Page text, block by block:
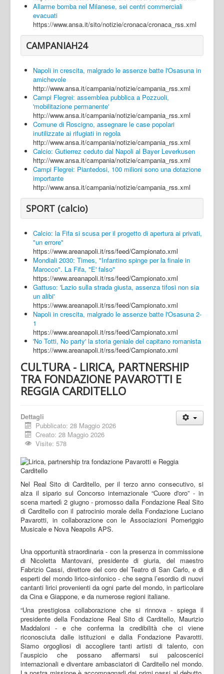
Allarme bomba nel Milanese, sei centri commerciali
evacuati
https://www.ansa.it/sito/notizie/cronaca/cronaca_rss.xml
CAMPANIAH24
Napoli in crescita, malgrado le assenze batte l'Osasuna in
amichevole
http://www.ansa.it/campania/notizie/campania_rss.xml
Campi Flegrei: assemblea pubblica a Pozzuoli,
'mobilitazione permanente'
http://www.ansa.it/campania/notizie/campania_rss.xml
Comune di Roscigno, assegnare le case popolari
inutilizzate ai rifugiati in regola
http://www.ansa.it/campania/notizie/campania_rss.xml
Calcio: Gutierrez ceduto dal Napoli al Bayer Leverkusen
http://www.ansa.it/campania/notizie/campania_rss.xml
Campi Flegrei: Piantedosi, 100 milioni sono una dotazione
importante
http://www.ansa.it/campania/notizie/campania_rss.xml
SPORT (calcio)
Calcio: la Fifa si scusa per il progetto di apertura ai privati,
"un errore"
https://www.areanapoli.it/rss/feed/Campionato.xml
Mondiali 2030: Times, "Infantino spinge per la finale in
Marocco". La Fifa, "E' falso"
https://www.areanapoli.it/rss/feed/Campionato.xml
Gattuso: 'Lazio sulla strada giusta, assenza tifosi non sia
un alibi'
https://www.areanapoli.it/rss/feed/Campionato.xml
Napoli in crescita, malgrado le assenze batte l'Osasuna 2-
1
https://www.areanapoli.it/rss/feed/Campionato.xml
'No Totti, No party' la storia geniale del capitano romanista
https://www.areanapoli.it/rss/feed/Campionato.xml
CULTURA - LIRICA, PARTNERSHIP
TRA FONDAZIONE PAVAROTTI E
REGGIA CARDITELLO
Dettagli
Pubblicato: 28 Maggio 2026
Creato: 28 Maggio 2026
Visite: 578
Nel Real Sito di Carditello, per il terzo anno consecutivo, si
alza il sipario sul Concorso internazionale “Cuore d'oro” - in
scena martedì 2 giugno - promosso dalla Fondazione Real Sito
di Carditello con il patrocinio morale della Fondazione Luciano
Pavarotti, in collaborazione con le Associazioni Pomeriggio
Musicale e Nova Neapolis APS.
Una opportunità straordinaria - con la presenza in commissione
di Nicoletta Mantovani, presidente di giuria, del maestro
Fabrizio Cassi, direttore del coro del Teatro di San Carlo, e di
esperti del mondo lirico-sinfonico - che segna l’esordio di nuovi
cantanti lirici provenienti da ogni parte del mondo, in particolare
da Cina e Giappone, e da numerose regioni italiane.
“Una prestigiosa collaborazione che si rinnova - spiega il
presidente della Fondazione Real Sito di Carditello, Maurizio
Maddaloni - e che conferma la credibilità che ci viene
riconosciuta dalle istituzioni e dalla Fondazione Pavarotti.
Siamo orgogliosi di accogliere tanti artisti di talento, con
l’auspicio che possano affermarsi sui palcoscenici
internazionali e diventare ambasciatori di Carditello nel mondo.